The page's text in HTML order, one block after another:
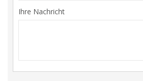
Ihre Nachricht